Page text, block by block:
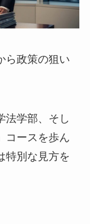
ら政策の狙い
法学部、そし
コースを歩ん
特別な見方を